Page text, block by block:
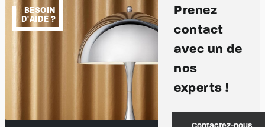
BESOIN
D'AIDE ?
Prenez
contact
avec un de
nos
experts !